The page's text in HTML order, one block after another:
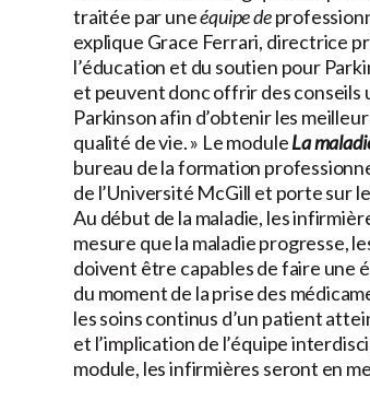
traitée par uneéquipe de
explique Grace Ferrari, directrice
l’éducation et du soutien pour
et peuvent donc offrir des conseils
Parkinson afin d’obtenir les
qualité de vie. » Le moduleLa
bureau de la formation
de l’Université McGill et porte sur
Au début de la maladie, les
mesure que la maladie progresse,
doivent être capables de faire une
du moment de la prise des
les soins continus d’un patient
et l’implication de l’équipe
module, les infirmières seront en